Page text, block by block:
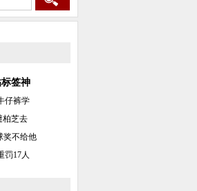
签神
仔裤学
柏芝去
奖不给他
罚17人